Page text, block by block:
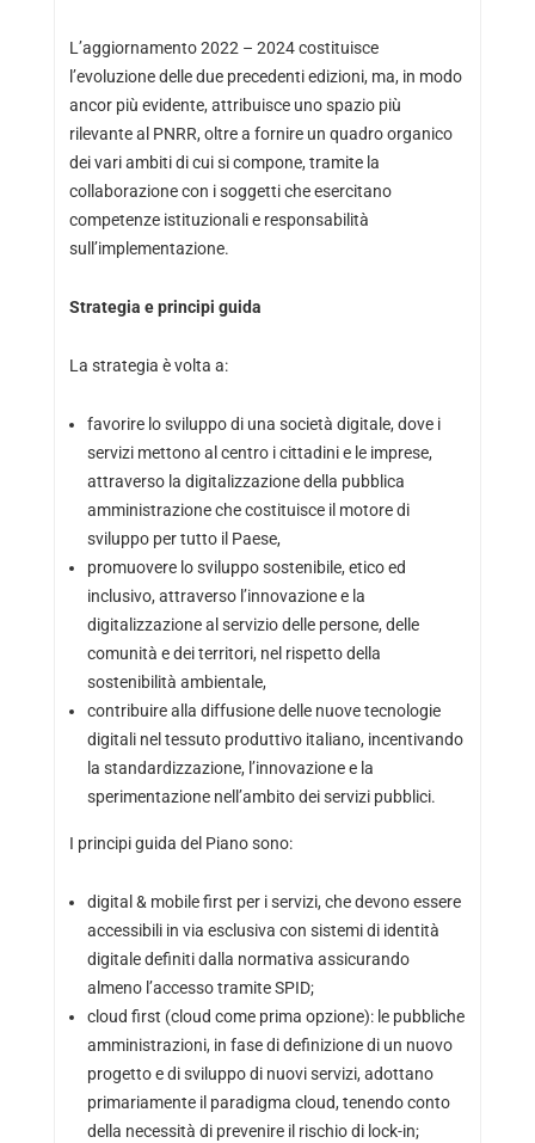
L’aggiornamento 2022 – 2024 costituisce
l’evoluzione delle due precedenti edizioni, ma, in modo
ancor più evidente, attribuisce uno spazio più
rilevante al PNRR, oltre a fornire un quadro organico
dei vari ambiti di cui si compone, tramite la
collaborazione con i soggetti che esercitano
competenze istituzionali e responsabilità
sull’implementazione.
Strategia e principi guida
La strategia è volta a:
favorire lo sviluppo di una società digitale, dove i
servizi mettono al centro i cittadini e le imprese,
attraverso la digitalizzazione della pubblica
amministrazione che costituisce il motore di
sviluppo per tutto il Paese,
promuovere lo sviluppo sostenibile, etico ed
inclusivo, attraverso l’innovazione e la
digitalizzazione al servizio delle persone, delle
comunità e dei territori, nel rispetto della
sostenibilità ambientale,
contribuire alla diffusione delle nuove tecnologie
digitali nel tessuto produttivo italiano, incentivando
la standardizzazione, l’innovazione e la
sperimentazione nell’ambito dei servizi pubblici.
I principi guida del Piano sono:
digital & mobile first per i servizi, che devono essere
accessibili in via esclusiva con sistemi di identità
digitale definiti dalla normativa assicurando
almeno l’accesso tramite SPID;
cloud first (cloud come prima opzione): le pubbliche
amministrazioni, in fase di definizione di un nuovo
progetto e di sviluppo di nuovi servizi, adottano
primariamente il paradigma cloud, tenendo conto
della necessità di prevenire il rischio di lock-in;